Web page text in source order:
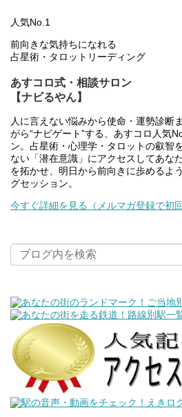
人気No.1
前向きな気持ちになれる
占星術・タロットリーディング
あすコロ式・相談サロン
【ナビるやん】
人に言えない悩みから使命・運勢診断
がら“ナビゲート”する、あすコロ人気
ン。占星術・心理学・タロットの叡智
ない「潜在意識」にアクセスしてあな
を拓かせ、明日から前向きに歩めるよ
グセッション。
今すぐ詳細を見る（メルマガ登録で初